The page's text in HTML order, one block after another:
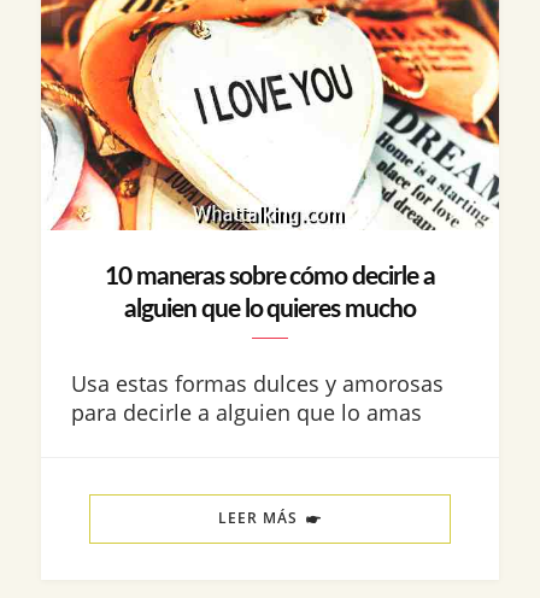
10 maneras sobre cómo decirle a
alguien que lo quieres mucho
Usa estas formas dulces y amorosas
para decirle a alguien que lo amas
LEER MÁS